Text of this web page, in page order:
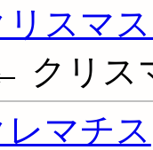
リスマ
クリス
レマチス